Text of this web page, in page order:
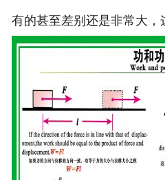
有的甚至差别还是非常大，